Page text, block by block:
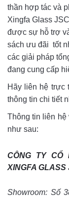
thần hợp tác và
Xingfa Glass
được sự hỗ trợ
sách ưu đãi tốt
các giải pháp
đang cung cấp
Hãy liên hệ trực
thông tin chi tiết
Thông tin liên hệ
như sau:
CÔNG TY CỔ
XINGFA GLASS
Showroom: Số